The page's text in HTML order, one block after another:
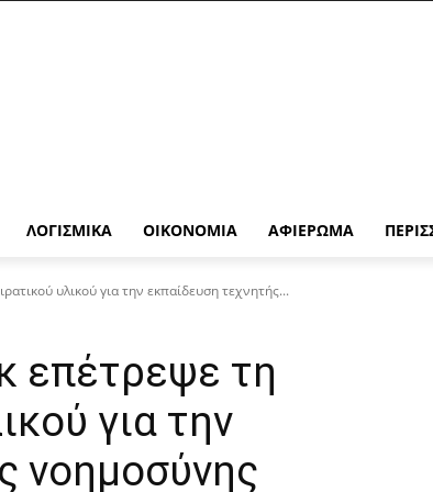
ΛΟΓΙΣΜΙΚΆ ΟΙΚΟΝΟΜΊΑ ΑΦΙΈΡΩΜΑ
υλικού για την εκπαίδευση τεχνητής...
επέτρεψε τη
για την
νοημοσύνης